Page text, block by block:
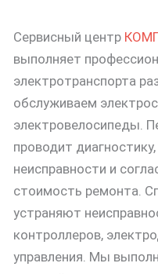
Сервисный центр
выполняет
электротранспорта
обслуживаем
электровелосипеды.
проводит
неисправности и
стоимость ремонта.
устраняют
контроллеров,
управления. Мы